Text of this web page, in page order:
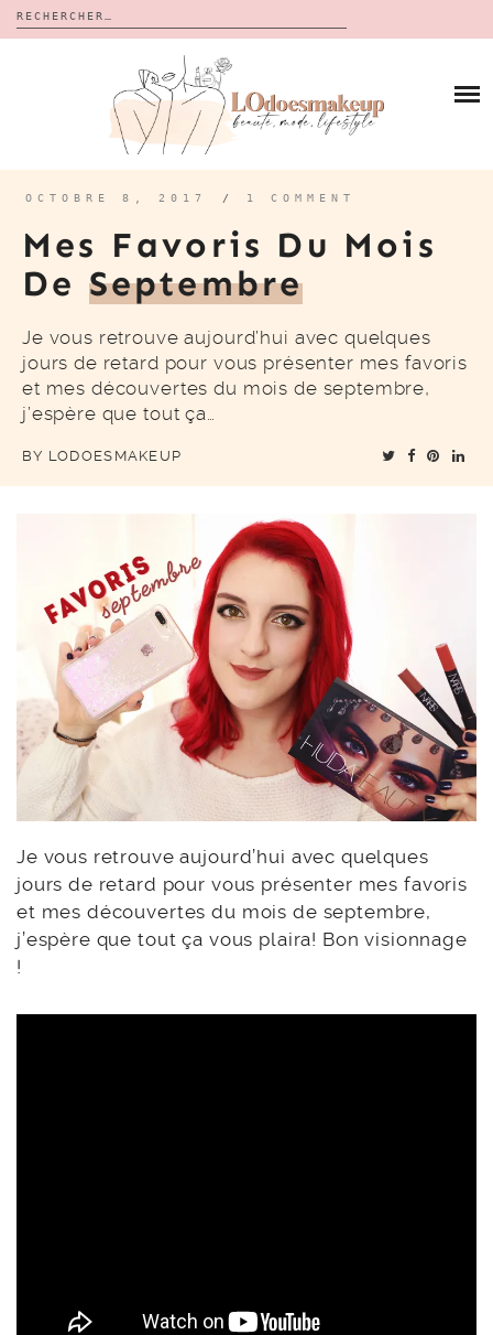
Rechercher :
CALENDRIERS DE L’AVENT
BON PLAN
À PROPOS
CONTACT
OCTOBRE 8, 2017 / 1 COMMENT
Mes Favoris Du Mois
De Septembre
Je vous retrouve aujourd’hui avec quelques
jours de retard pour vous présenter mes favoris
et mes découvertes du mois de septembre,
j’espère que tout ça…
BY LODOESMAKEUP
Je vous retrouve aujourd’hui avec quelques
jours de retard pour vous présenter mes favoris
et mes découvertes du mois de septembre,
j’espère que tout ça vous plaira! Bon visionnage
!